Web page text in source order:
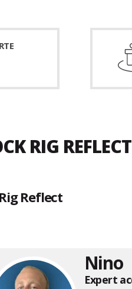
RIG
Reflect
Nino
Expert